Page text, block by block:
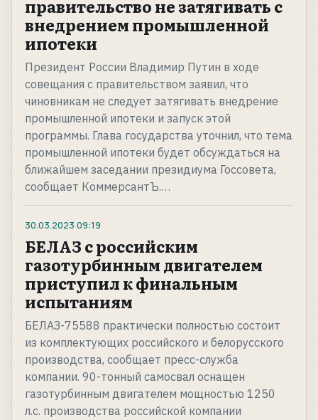
правительство не затягивать с
внедрением промышленной
ипотеки
Президент России Владимир Путин в ходе
совещания с правительством заявил, что
чиновникам не следует затягивать внедрение
промышленной ипотеки и запуск этой
программы. Глава государства уточнил, что тема
промышленной ипотеки будет обсуждаться на
ближайшем заседании президиума Госсовета,
сообщает КоммерсантЪ.…
30.03.2023 09:19
БЕЛАЗ с российским
газотурбинным двигателем
приступил к финальным
испытаниям
БЕЛАЗ-75588 практически полностью состоит
из комплектующих российского и белорусского
производства, сообщает пресс-служба
компании. 90-тонный самосвал оснащен
газотурбинным двигателем мощностью 1250
л.с. производства российской компании